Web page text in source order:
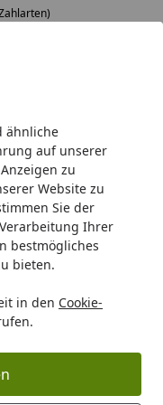
ähnliche
auf unserer
zu
Website zu
Sie der
Ihrer
bestmögliches
bieten.
in den Cookie-
& Pool-
468,99€)